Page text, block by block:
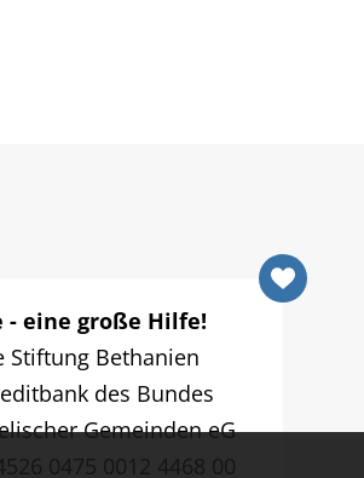
- eine große Hilfe!
Stiftung Bethanien
des Bundes
Gemeinden eG
0475 0012 4468 00